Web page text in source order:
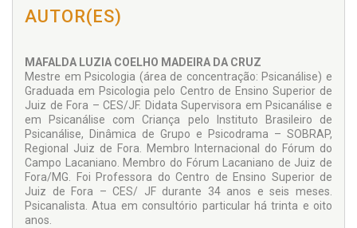
AUTOR(ES)
MAFALDA LUZIA COELHO MADEIRA DA CRUZ
Mestre em Psicologia (área de concentração: Psicanálise) e
Graduada em Psicologia pelo Centro de Ensino Superior de
Juiz de Fora – CES/JF. Didata Supervisora em Psicanálise e
em Psicanálise com Criança pelo Instituto Brasileiro de
Psicanálise, Dinâmica de Grupo e Psicodrama – SOBRAP,
Regional Juiz de Fora. Membro Internacional do Fórum do
Campo Lacaniano. Membro do Fórum Lacaniano de Juiz de
Fora/MG. Foi Professora do Centro de Ensino Superior de
Juiz de Fora – CES/ JF durante 34 anos e seis meses.
Psicanalista. Atua em consultório particular há trinta e oito
anos.